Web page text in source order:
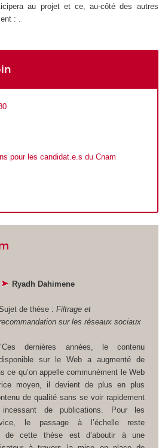
au projet et ce, au-côté des autres
: .
pour les candidat.e.s du Cnam
Ryadh Dahimene
de thèse : Filtrage et
sur les réseaux sociaux
dernières années, le contenu
sur le Web a augmenté de
ce qu’on appelle communément le Web
moyen, il devient de plus en plus
de qualité sans se voir rapidement
de publications. Pour les
le passage à l’échelle reste
de cette thèse est d’aboutir à une